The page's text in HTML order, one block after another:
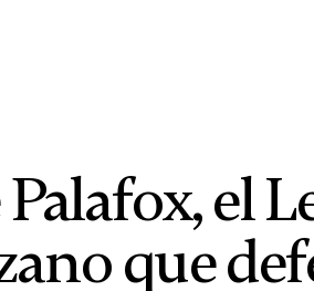
Palafox, el
que